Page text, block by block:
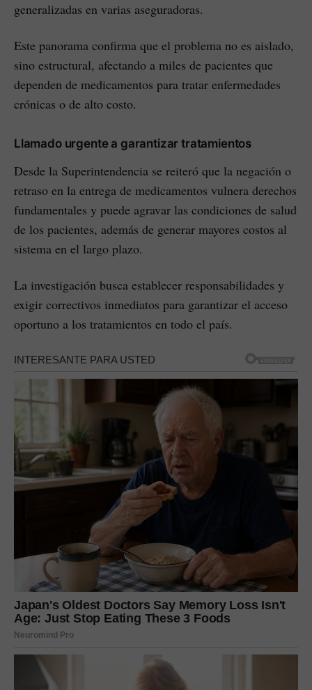
generalizadas en varias aseguradoras.
Este panorama confirma que el problema no es aislado,
sino estructural, afectando a miles de pacientes que
dependen de medicamentos para tratar enfermedades
crónicas o de alto costo.
Llamado urgente a garantizar tratamientos
Desde la Superintendencia se reiteró que la negación o
retraso en la entrega de medicamentos vulnera derechos
fundamentales y puede agravar las condiciones de salud
de los pacientes, además de generar mayores costos al
sistema en el largo plazo.
La investigación busca establecer responsabilidades y
exigir correctivos inmediatos para garantizar el acceso
oportuno a los tratamientos en todo el país.